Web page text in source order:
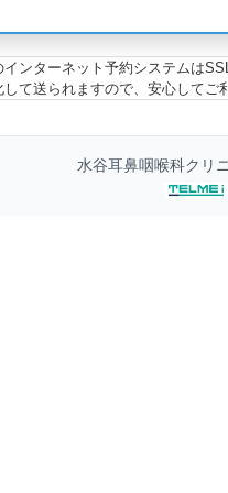
インターネット予約システムは
して送られますので、安心してご
水谷耳鼻咽喉科クリ